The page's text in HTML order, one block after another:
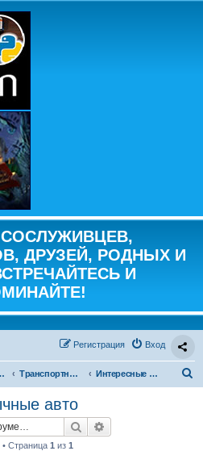
ДРУЗЕЙ, РОДНЫХ И
И
Вход
Регистрация
темы Транспортный вопрос. АвтоФорум Интересные и необычные авто
авто
Поиск
• Страница 1 из 1